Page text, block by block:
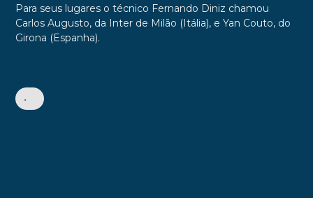
Para seus lugares o técnico Fernando Diniz chamou
Carlos Augusto, da Inter de Milão (Itália), e Yan Couto, do
Girona (Espanha).
•